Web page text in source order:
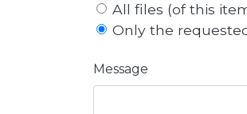
All files (of this
Only the
Message